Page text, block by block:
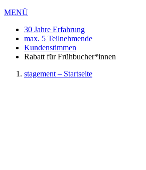
MENÜ
30 Jahre Erfahrung
max. 5 Teilnehmende
Kundenstimmen
Rabatt für Frühbucher*innen
stagement – Startseite